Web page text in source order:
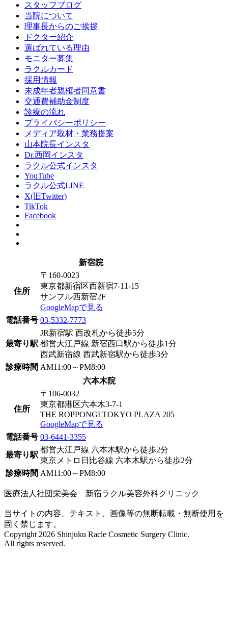
スタッフブログ
当院について
理事長からのご挨拶
ドクター紹介
選ばれている理由
モニター募集
ラクルカード
採用情報
未成年者親権者同意書
交通費補助金制度
診療の流れ
プライバシーポリシー
メディア取材・業務提案
山本院長インスタ
Dr.西岡インスタ
ラクル公式インスタ
YouTube
ラクル公式LINE
X(旧Twitter)
TikTok
Facebook
新宿院
住所
〒160-0023
東京都新宿区西新宿7-11-15
サンフル西新宿2F
GoogleMapで見る
電話番号 03-5332-7773
最寄り駅
JR新宿駅 西改札から徒歩5分
都営大江戸線 新宿西口駅から徒歩1分
西武新宿線 西武新宿駅から徒歩3分
診療時間 AM11:00～PM8:00
六本木院
住所
〒106-0032
東京都港区六本木3-7-1
THE ROPPONGI TOKYO PLAZA 205
GoogleMapで見る
電話番号 03-6441-3355
最寄り駅
都営大江戸線 六本木駅から徒歩2分
東京メトロ日比谷線 六本木駅から徒歩2分
診療時間 AM11:00～PM8:00
医療法人社団栄美会 新宿ラクル美容外科クリニック
当サイトの内容、テキスト、画像等の無断転載・無断使用を
固く禁じます。
Copyright 2026 Shinjuku Racle Cosmetic Surgery Clinic.
All rights reserved.